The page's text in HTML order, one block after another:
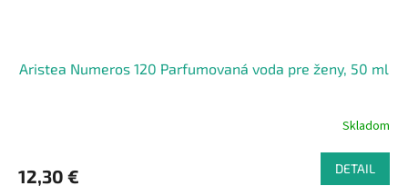
Aristea Numeros 120 Parfumovaná voda pre ženy, 50 ml
Skladom
12,30 € DETAIL